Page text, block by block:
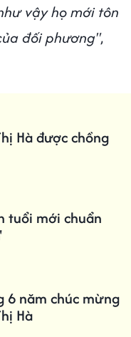
vậy họ mới tôn
đối phương",
Hà được chồng
tuổi mới chuẩn
6 năm chúc mừng
Hà